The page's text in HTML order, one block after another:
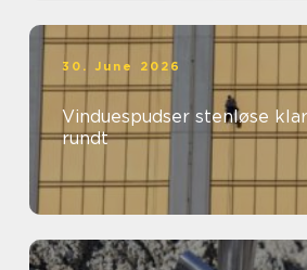
30. June 2026
Vinduespudser stenløse klar udsigt året
rundt